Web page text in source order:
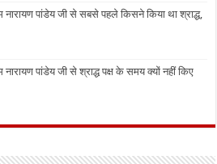
नारायण पांडेय जी से सबसे पहले किसने किया था श्राद्ध,
पांडेय जी से श्राद्ध पक्ष के समय क्यों नहीं किए